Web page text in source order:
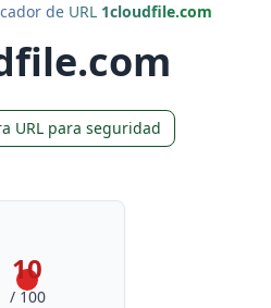
de URL 1cloudfile.com
URL para seguridad
10
/ 100